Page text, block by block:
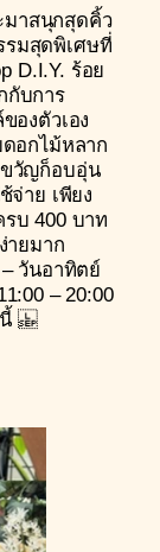
มาสนุกสุดคิ้ว
รมสุดพิเศษที่
D.I.Y. ร้อย
กับการ
องตัวเอง
อกไม้หลาก
ขวัญก็อบอุ่น
าย เพียง
รบ 400 บาท
ายมาก
วันอาทิตย์
– 20:00
นี้